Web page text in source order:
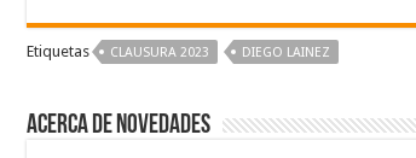
Etiquetas CLAUSURA 2023 DIEGO LAINEZ
Acerca de NOVEDADES